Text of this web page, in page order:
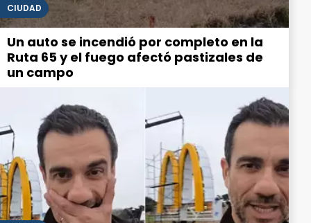
CIUDAD
Un auto se incendió por completo en la
Ruta 65 y el fuego afectó pastizales de
un campo